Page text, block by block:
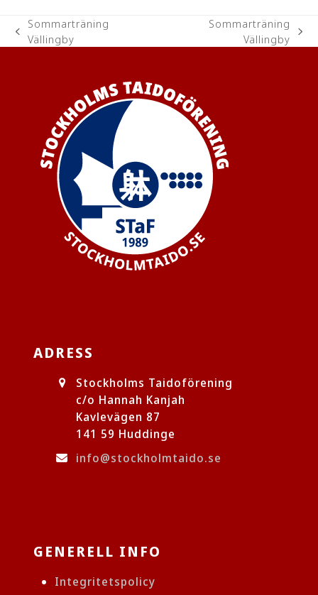
previous
Sommarträning
Vällingby
Sommarträning
Vällingby
ADRESS
Stockholms Taidoförening
c/o Hannah Kanjah
Kavlevägen 87
141 59 Huddinge
info@stockholmtaido.se
GENERELL INFO
Integritetspolicy